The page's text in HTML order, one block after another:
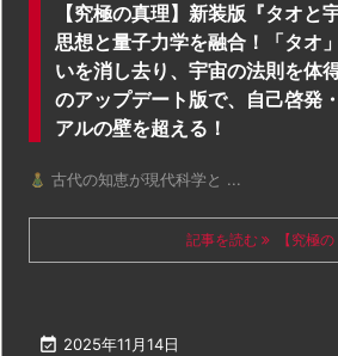
【究極の真理】新装版『タオと
思想と量子力学を融合！「タオ
いを消し去り、宇宙の法則を体
のアップデート版で、自己啓発
アルの壁を超える！
古代の知恵が現代科学と ...
記事を読む 【究極の
 2025年11月14日